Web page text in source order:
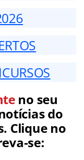
no seu
do
Clique no
se: